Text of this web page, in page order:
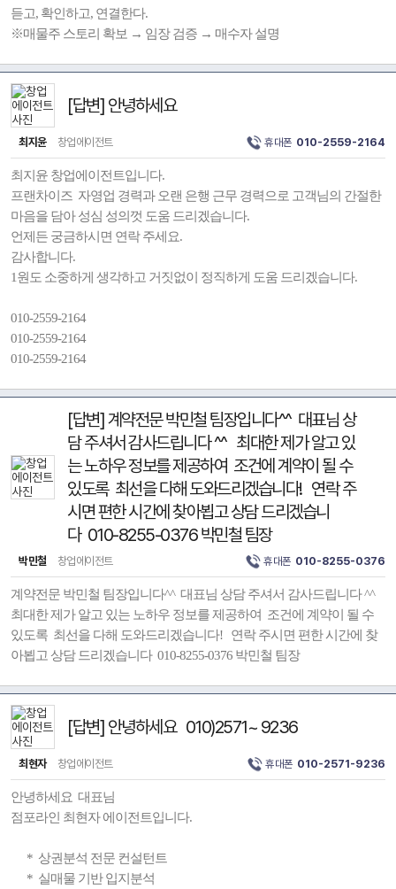
듣고, 확인하고, 연결한다.
※매물주 스토리 확보 → 임장 검증 → 매수자 설명
[답변] 안녕하세요
최지윤 창업에이전트 휴대폰 010-2559-2164
최지윤 창업에이전트입니다.
프랜차이즈 자영업 경력과 오랜 은행 근무 경력으로 고객님의 간절한
마음을 담아 성심 성의껏 도움 드리겠습니다.
언제든 궁금하시면 연락 주세요.
감사합니다.
1원도 소중하게 생각하고 거짓없이 정직하게 도움 드리겠습니다.
010-2559-2164
010-2559-2164
010-2559-2164
[답변] 계약전문 박민철 팀장입니다^^ 대표님 상
담 주셔서 감사드립니다 ^^ 최대한 제가 알고 있
는 노하우 정보를 제공하여 조건에 계약이 될 수
있도록 최선을 다해 도와드리겠습니다! 연락 주
시면 편한 시간에 찾아뵙고 상담 드리겠습니
다 010-8255-0376 박민철 팀장
박민철 창업에이전트 휴대폰 010-8255-0376
계약전문 박민철 팀장입니다^^ 대표님 상담 주셔서 감사드립니다 ^^
최대한 제가 알고 있는 노하우 정보를 제공하여 조건에 계약이 될 수
있도록 최선을 다해 도와드리겠습니다! 연락 주시면 편한 시간에 찾
아뵙고 상담 드리겠습니다 010-8255-0376 박민철 팀장
[답변] 안녕하세요 010)2571~ 9236
최현자 창업에이전트 휴대폰 010-2571-9236
안녕하세요 대표님
점포라인 최현자 에이전트입니다.
* 상권분석 전문 컨설턴트
* 실매물 기반 입지분석